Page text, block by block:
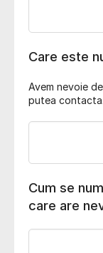
Care este
Avem nevoie
putea contacta.
Cum se
care are